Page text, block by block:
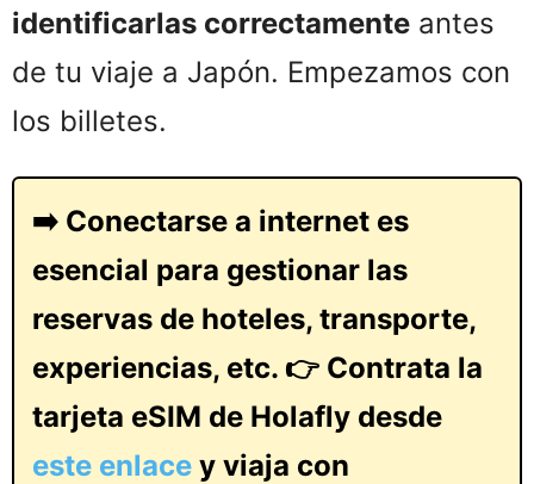
identificarlas correctamente antes
de tu viaje a Japón. Empezamos con
los billetes.
➡️ Conectarse a internet es
esencial para gestionar las
reservas de hoteles, transporte,
experiencias, etc. 👉 Contrata la
tarjeta eSIM de Holafly desde
este enlace y viaja con